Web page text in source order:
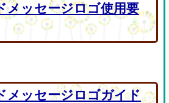
メッセージロゴ使用要
メッセージロゴガイド